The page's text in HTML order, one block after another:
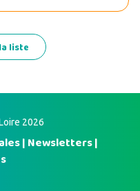
liste
2026
| Newsletters|